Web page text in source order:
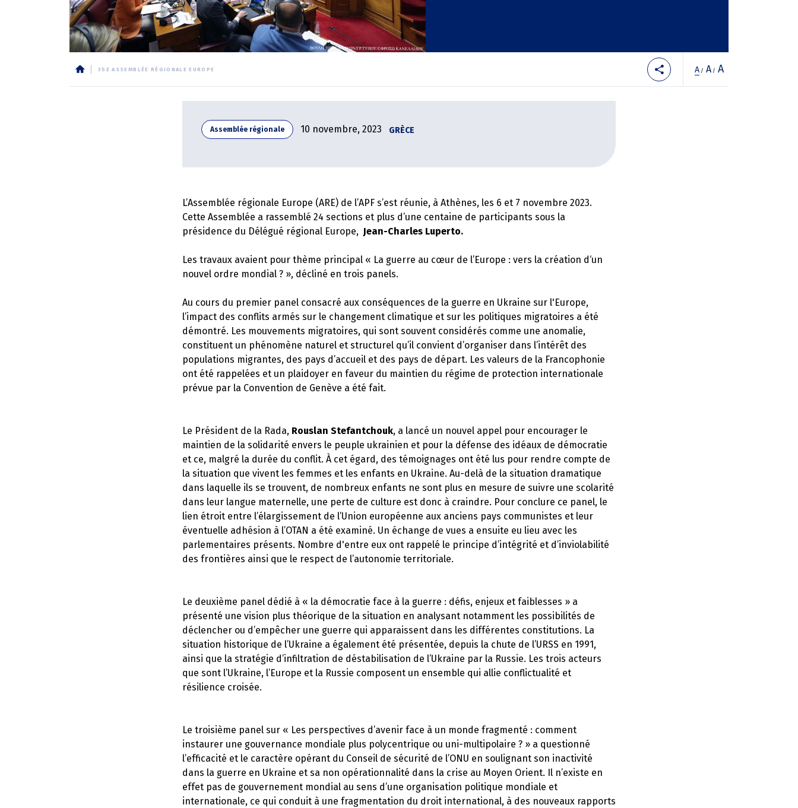
Fil
35E ASSEMBLÉE RÉGIONALE EUROPE A / A / A
Assemblée régionale 10 novembre, 2023 GRÈCE
L’Assemblée régionale Europe (ARE) de l’APF s’est réunie, à Athènes, les 6 et 7 novembre 2023.
Cette Assemblée a rassemblé 24 sections et plus d’une centaine de participants sous la
présidence du Délégué régional Europe, Jean-Charles Luperto.
Les travaux avaient pour thème principal « La guerre au cœur de l’Europe : vers la création d‘un
nouvel ordre mondial ? », décliné en trois panels.
Au cours du premier panel consacré aux conséquences de la guerre en Ukraine sur l'Europe,
l’impact des conflits armés sur le changement climatique et sur les politiques migratoires a été
démontré. Les mouvements migratoires, qui sont souvent considérés comme une anomalie,
constituent un phénomène naturel et structurel qu’il convient d’organiser dans l’intérêt des
populations migrantes, des pays d’accueil et des pays de départ. Les valeurs de la Francophonie
ont été rappelées et un plaidoyer en faveur du maintien du régime de protection internationale
prévue par la Convention de Genève a été fait.
Le Président de la Rada, Rouslan Stefantchouk, a lancé un nouvel appel pour encourager le
maintien de la solidarité envers le peuple ukrainien et pour la défense des idéaux de démocratie
et ce, malgré la durée du conflit. À cet égard, des témoignages ont été lus pour rendre compte de
la situation que vivent les femmes et les enfants en Ukraine. Au-delà de la situation dramatique
dans laquelle ils se trouvent, de nombreux enfants ne sont plus en mesure de suivre une scolarité
dans leur langue maternelle, une perte de culture est donc à craindre. Pour conclure ce panel, le
lien étroit entre l’élargissement de l’Union européenne aux anciens pays communistes et leur
éventuelle adhésion à l’OTAN a été examiné. Un échange de vues a ensuite eu lieu avec les
parlementaires présents. Nombre d'entre eux ont rappelé le principe d’intégrité et d’inviolabilité
des frontières ainsi que le respect de l’autonomie territoriale.
Le deuxième panel dédié à « la démocratie face à la guerre : défis, enjeux et faiblesses » a
présenté une vision plus théorique de la situation en analysant notamment les possibilités de
déclencher ou d’empêcher une guerre qui apparaissent dans les différentes constitutions. La
situation historique de l’Ukraine a également été présentée, depuis la chute de l’URSS en 1991,
ainsi que la stratégie d’infiltration de déstabilisation de l’Ukraine par la Russie. Les trois acteurs
que sont l’Ukraine, l’Europe et la Russie composent un ensemble qui allie conflictualité et
résilience croisée.
Le troisième panel sur « Les perspectives d’avenir face à un monde fragmenté : comment
instaurer une gouvernance mondiale plus polycentrique ou uni-multipolaire ? » a questionné
l’efficacité et le caractère opérant du Conseil de sécurité de l’ONU en soulignant son inactivité
dans la guerre en Ukraine et sa non opérationnalité dans la crise au Moyen Orient. Il n’existe en
effet pas de gouvernement mondial au sens d’une organisation politique mondiale et
internationale, ce qui conduit à une fragmentation du droit international, à des nouveaux rapports